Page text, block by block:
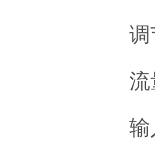
调
流
输